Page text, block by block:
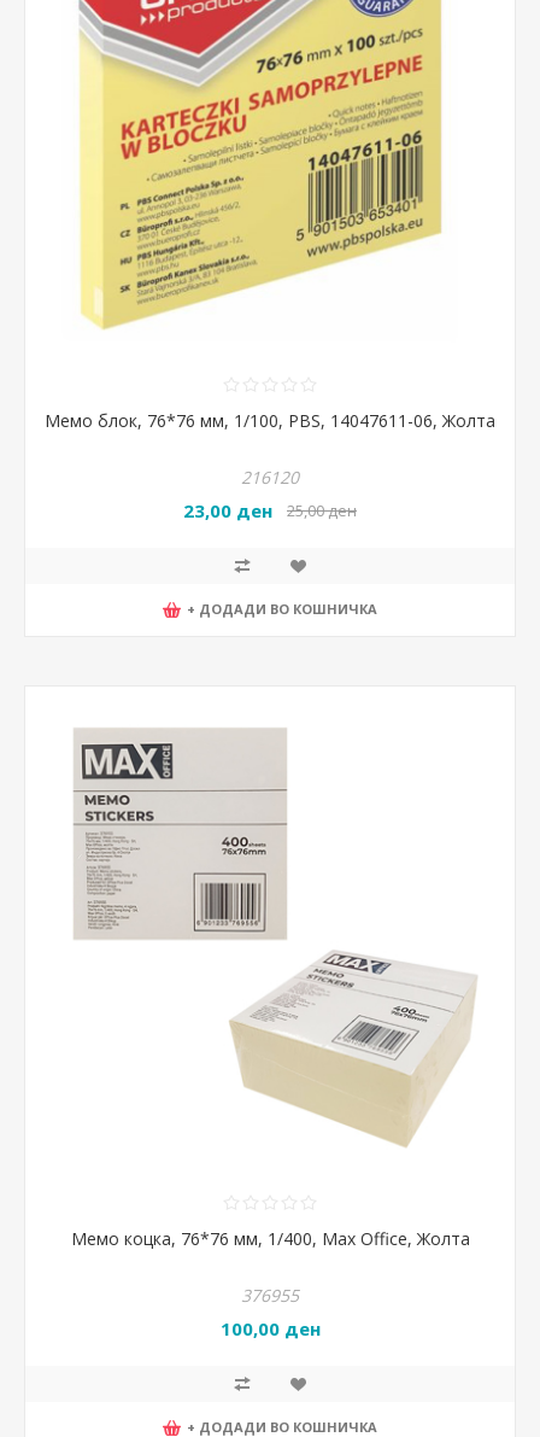
Мемо блок, 76*76 мм, 1/100, PBS, 14047611-06, Жолта
216120
23,00 ден 25,00 ден
+ ДОДАДИ ВО КОШНИЧКА
Мемо коцка, 76*76 мм, 1/400, Max Office, Жолта
376955
100,00 ден
+ ДОДАДИ ВО КОШНИЧКА